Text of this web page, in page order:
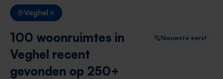
Veghel
100 woonruimtes in
Veghel recent
gevonden op 250+
Nieuwste eerst